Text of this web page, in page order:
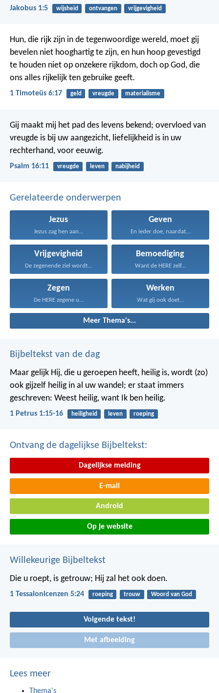
Jakobus 1:5 wijsheid ontvangen vrijgevigheid
Hun, die rijk zijn in de tegenwoordige wereld, moet gij
bevelen niet hooghartig te zijn, en hun hoop gevestigd
te houden niet op onzekere rijkdom, doch op God, die
ons alles rijkelijk ten gebruike geeft.
1 Timoteüs 6:17 geld vreugde materialisme
Gij maakt mij het pad des levens bekend; overvloed van
vreugde is bij uw aangezicht, liefelijkheid is in uw
rechterhand, voor eeuwig.
Psalm 16:11 vreugde leven nabijheid
Gerelateerde onderwerpen
Jezus
Jezus zag hen aan...
Geven
En ieder doe, naardat...
Vrijgevigheid
De zegenende ziel wordt...
Bemoediging
Want de HERE zelf...
Zegen
De HERE zegene u...
Werken
Wat gij ook doet...
Meer Thema's...
Bijbeltekst van de dag
Maar gelijk Hij, die u geroepen heeft, heilig is, wordt (zo)
ook gijzelf heilig in al uw wandel; er staat immers
geschreven: Weest heilig, want Ik ben heilig.
1 Petrus 1:15-16 heiligheid leven roeping
Ontvang de dagelijkse Bijbeltekst:
Dagelijkse melding
E-mail
Android
Op je website
Willekeurige Bijbeltekst
Die u roept, is getrouw; Hij zal het ook doen.
1 Tessalonicenzen 5:24 roeping trouw Woord van God
Volgende tekst!
Met afbeelding
Lees meer
Thema's